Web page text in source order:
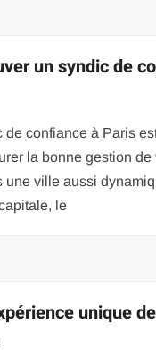
un syndic de
de confiance à Paris
la bonne gestion de
une ville aussi
le
unique